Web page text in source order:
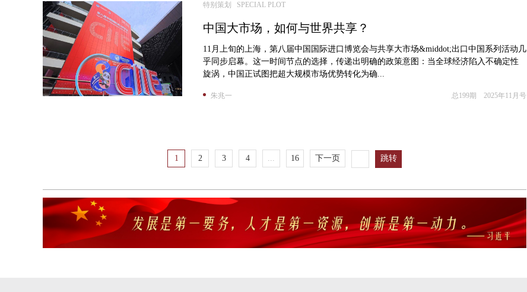
特别策划 SPECIAL PLOT
中国大市场，如何与世界共享？
11月上旬的上海，第八届中国国际进口博览会与共享大市场&middot;出口中国系列活动几
乎同步启幕。这一时间节点的选择，传递出明确的政策意图：当全球经济陷入不确定性
旋涡，中国正试图把超大规模市场优势转化为确...
朱兆一 总199期 2025年11月号
1 2 3 4 ... 16 下一页 跳转